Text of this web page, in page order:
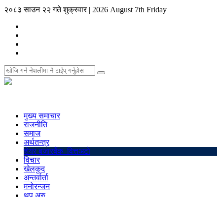
२०८३ साउन २२ गते शुक्रवार | 2026 August 7th Friday
मुख्य समाचार
राजनीति
समाज
अर्थतन्त्र
शेयर बजारबैंक–वित्तअटो
विचार
खेलकुद
अन्तर्वार्ता
मनोरन्जन
थप अरु